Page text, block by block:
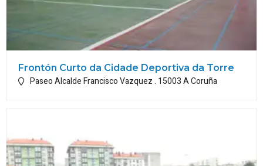
Frontón Curto da Cidade Deportiva da Torre
Paseo Alcalde Francisco Vazquez . 15003A Coruña